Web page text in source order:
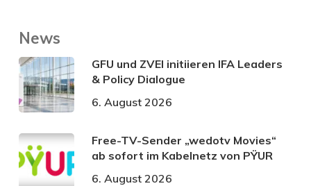
News
GFU und ZVEI initiieren IFA Leaders
& Policy Dialogue
6. August 2026
Free-TV-Sender „wedotv Movies“
ab sofort im Kabelnetz von PŸUR
6. August 2026